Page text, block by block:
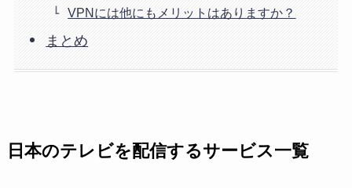
VPNには他にもメリットはありますか？
まとめ
日本のテレビを配信するサービス一覧